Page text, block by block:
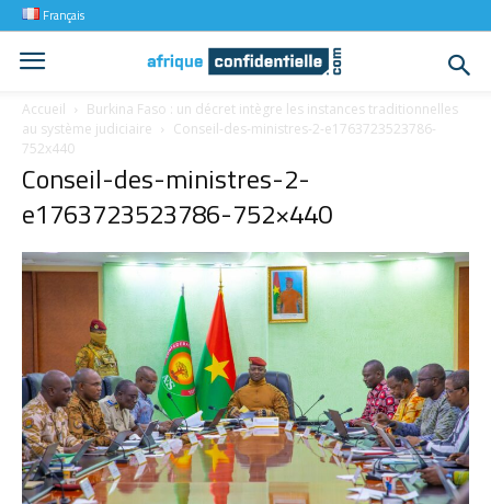
Français
Accueil
Burkina Faso : un décret intègre les instances traditionnelles
au système judiciaire
Conseil-des-ministres-2-e1763723523786-
752x440
Conseil-des-ministres-2-
e1763723523786-752×440